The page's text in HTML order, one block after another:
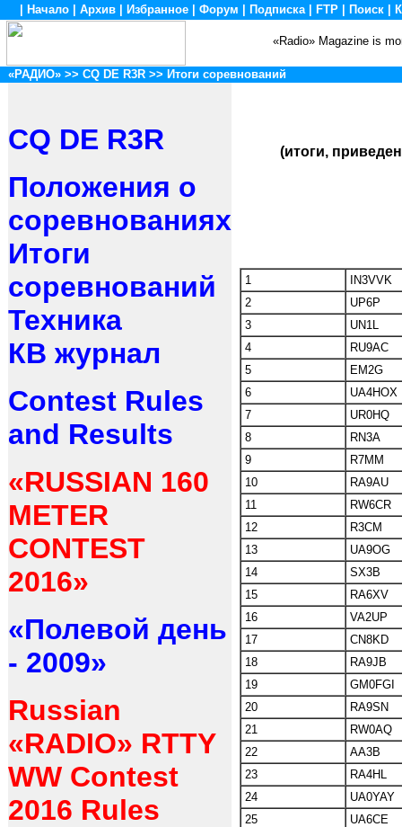
Начало Архив Избранное Форум Подписка| FTP Поиск
«Radio» Magazine is
«РАДИО» >> CQ DE R3R >> Итоги соревнований
CQ DE R3R
Положения о
соревнованиях
Итоги
соревнований
Техника
КВ журнал
Contest Rules
and Results
«RUSSIAN 160
METER
CONTEST
2016»
«Полевой день
- 2009»
Russian
«RADIO» RTTY
WW Contest
2016 Rules
(итоги,
1
IN3VVK
2
UP6P
3
UN1L
4
RU9AC
5
EM2G
6
UA4HOX
7
UR0HQ
8
RN3A
9
R7MM
10
RA9AU
11
RW6CR
12
R3CM
13
UA9OG
14
SX3B
15
RA6XV
16
VA2UP
17
CN8KD
18
RA9JB
19
GM0FGI
20
RA9SN
21
RW0AQ
22
AA3B
23
RA4HL
24
UA0YAY
25
UA6CE